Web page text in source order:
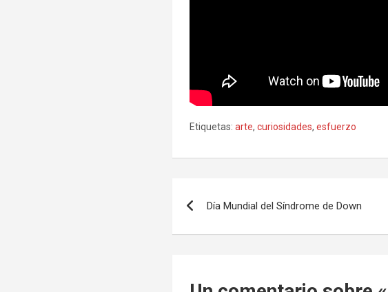
Etiquetas: arte,curiosidades,esfuerzo
de
Día Mundial del Síndrome de Down